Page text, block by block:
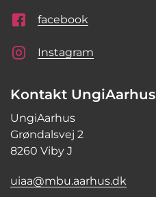
facebook
Instagram
Kontakt UngiAarhus
UngiAarhus
Grøndalsvej 2
8260 Viby J
uiaa@mbu.aarhus.dk